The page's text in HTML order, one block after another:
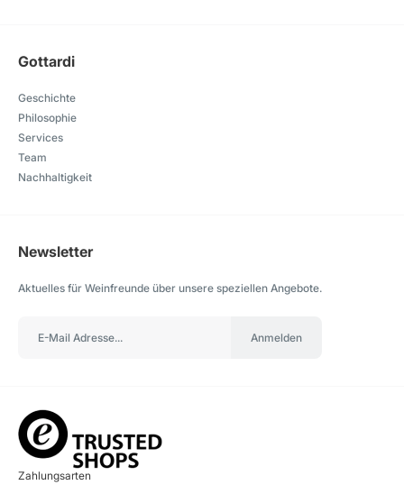
Gottardi
Geschichte
Philosophie
Services
Team
Nachhaltigkeit
Newsletter
Aktuelles für Weinfreunde über unsere speziellen Angebote.
Anmelden
Zahlungsarten